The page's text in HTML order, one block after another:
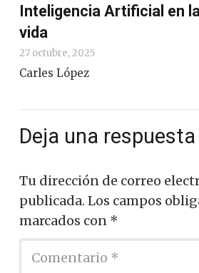
Inteligencia Artificial en
vida
27 octubre, 2025
Carles López
Deja una respuesta
Tu dirección de correo
publicada. Los campos
marcados con *